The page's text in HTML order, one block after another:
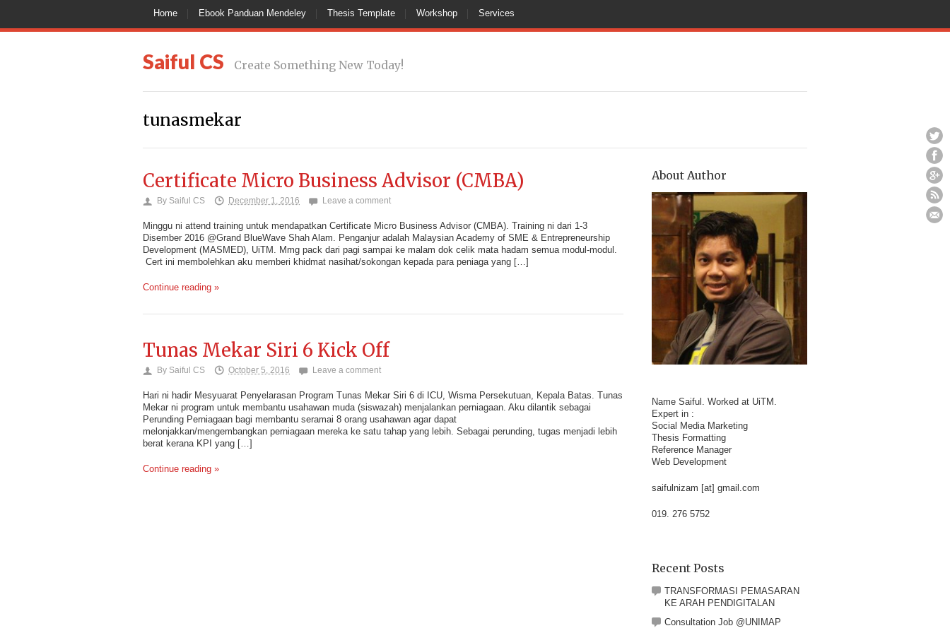
Home Ebook Panduan Mendeley Thesis Template Workshop Services
Saiful CS Create Something New Today!
tunasmekar
Certificate Micro Business Advisor (CMBA)
By Saiful CS December 1, 2016 Leave a comment
Minggu ni attend training untuk mendapatkan Certificate Micro Business Advisor (CMBA). Training ni dari 1-3
Disember 2016 @Grand BlueWave Shah Alam. Penganjur adalah Malaysian Academy of SME & Entrepreneurship
Development (MASMED), UiTM. Mmg pack dari pagi sampai ke malam dok celik mata hadam semua modul-modul.
Cert ini membolehkan aku memberi khidmat nasihat/sokongan kepada para peniaga yang […]
Continue reading »
Tunas Mekar Siri 6 Kick Off
By Saiful CS October 5, 2016 Leave a comment
Hari ni hadir Mesyuarat Penyelarasan Program Tunas Mekar Siri 6 di ICU, Wisma Persekutuan, Kepala Batas. Tunas
Mekar ni program untuk membantu usahawan muda (siswazah) menjalankan perniagaan. Aku dilantik sebagai
Perunding Perniagaan bagi membantu seramai 8 orang usahawan agar dapat
melonjakkan/mengembangkan perniagaan mereka ke satu tahap yang lebih. Sebagai perunding, tugas menjadi lebih
berat kerana KPI yang […]
Continue reading »
About Author
Name Saiful. Worked at UiTM.
Expert in :
Social Media Marketing
Thesis Formatting
Reference Manager
Web Development
saifulnizam [at] gmail.com
019. 276 5752
Recent Posts
TRANSFORMASI PEMASARAN
KE ARAH PENDIGITALAN
Consultation Job @UNIMAP